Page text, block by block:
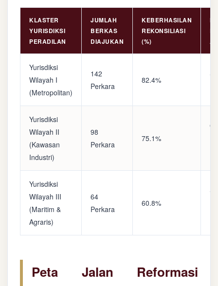
KLASTER
YURISDIKSI
PERADILAN
JUMLAH
BERKAS
DIAJUKAN
KEBERHASILAN
REKONSILIASI
(%)
Yurisdiksi
Wilayah I
(Metropolitan)
142
Perkara
82.4%
Yurisdiksi
Wilayah II
(Kawasan
Industri)
98
Perkara
75.1%
Yurisdiksi
Wilayah III
(Maritim &
Agraris)
64
Perkara
60.8%
Peta Jalan Reformasi